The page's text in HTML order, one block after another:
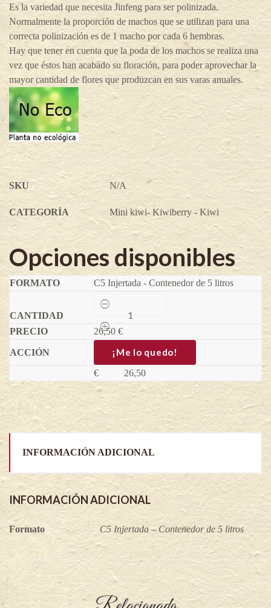
Es la variedad que necesita Jinfeng para ser polinizada.
Normalmente la proporción de machos que se utilizan para una
correcta polinización es de 1 macho por cada 6 hembras.
Hay que tener en cuenta que la poda de los machos se realiza una
vez que éstos han acabado su floración, para poder aprovechar la
mayor cantidad de flores que produzcan en sus varas anuales.
SKU N/A
CATEGORÍA Mini kiwi- Kiwiberry - Kiwi
Opciones disponibles
C5 Injertada - Contenedor de 5 litros
Kiwi
amarillo
macho
de
Jinfeng
Actinidia
chinensis
(Variedad
injertada)
quantity
26,50 €
¡Me lo quedo!
€ 26,50
INFORMACIÓN ADICIONAL
INFORMACIÓN ADICIONAL
Formato C5 Injertada – Contenedor de 5 litros